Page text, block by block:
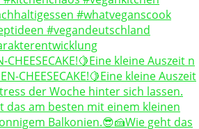
CHEESECAKE!🍋Eine kleine Auszeit n